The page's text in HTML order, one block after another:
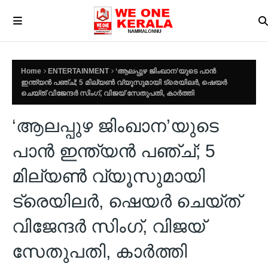
Home ENTERTAINMENT
‘ആലപ്പുഴ ജിംഖാന’യുടെ പാൻ
ഇന്ത്യൻ പഞ്ച്; 5 മില്യൺ വ്യൂസുമായി ട്രെയിലർ, ഷെയർ
ചെയ്ത് വിജേന്ദർ സിംഗ്, വിജയ് സേതുപതി, കാർത്തി
‘ആലപ്പുഴ ജിംഖാന’യുടെ
പാൻ ഇന്ത്യൻ പഞ്ച്; 5
മില്യൺ വ്യൂസുമായി
ട്രെയിലർ, ഷെയർ ചെയ്ത്
വിജേന്ദർ സിംഗ്, വിജയ്
സേതുപതി, കാർത്തി